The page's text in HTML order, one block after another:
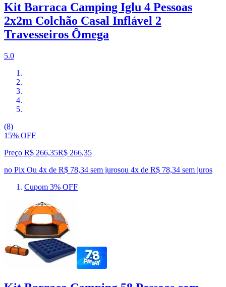
Kit Barraca Camping Iglu 4 Pessoas
2x2m Colchão Casal Inflável 2
Travesseiros Ômega
5.0
(8)
15% OFF
Preço R$ 266,35R$ 266,35
no Pix Ou 4x de R$ 78,34 sem jurosou 4x de R$ 78,34 sem juros
Cupom 3% OFF